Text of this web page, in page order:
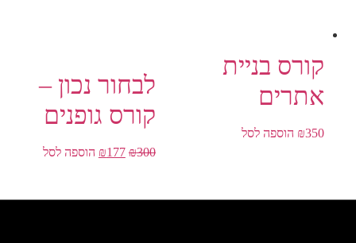
קורס בניית
אתרים
₪350 הוספה לסל
לבחור נכון –
קורס גופנים
₪300
₪177 הוספה לסל